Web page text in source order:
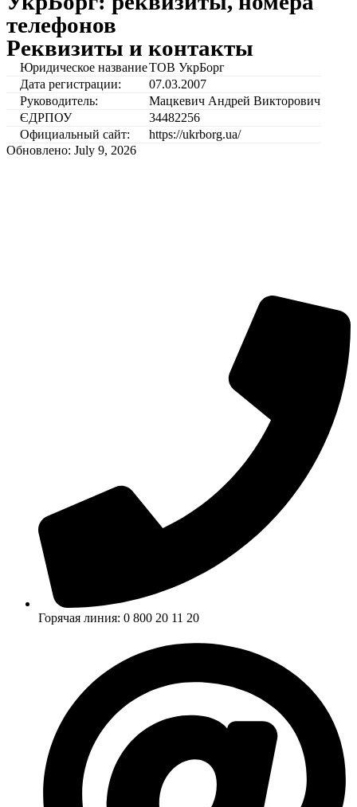
телефонов
Реквизиты и контакты
Юридическое названиеТОВ УкрБорг
Дата регистрации:
07.03.2007
Руководитель:
Мацкевич Андрей Викторович
ЄДРПОУ
34482256
Официальный сайт:
https://ukrborg.ua/
Обновлено: July 9, 2026
Горячая линия: 0 800 20 11 20